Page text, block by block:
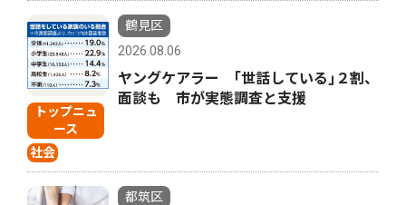
トップニュ
ース
社会
鶴見区
2026.08.06
ヤングケアラー ｢世話している｣２割、
面談も 市が実態調査と支援
都筑区